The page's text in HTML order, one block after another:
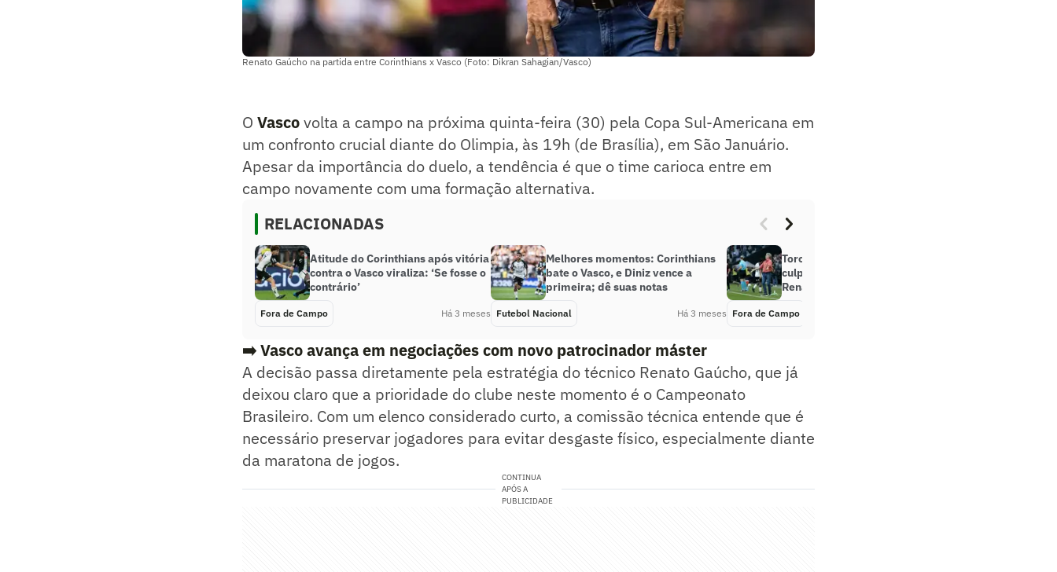
Renato Gaúcho na partida entre Corinthians x Vasco (Foto: Dikran Sahagian/Vasco)
O Vascovolta a campo na próxima quinta-feira (30) pela Copa Sul-Americana em
um confronto crucial diante do Olimpia, às 19h (de Brasília), em São Januário.
Apesar da importância do duelo, a tendência é que o time carioca entre em
campo novamente com uma formação alternativa.
RELACIONADAS
Atitude do Corinthians após vitória
contra o Vasco viraliza: ‘Se fosse o
contrário’
Fora de Campo Há 3 meses
Melhores momentos: Corinthians
bate o Vasco, e Diniz vence a
primeira; dê suas notas
Futebol Nacional Há 3 meses
Torcedores do Vasco apontam
culpado e mandam recado a
Renato Gaúcho: ‘Devia’
Fora de Campo
➡️Vasco avança em negociações com novo patrocinador máster
A decisão passa diretamente pela estratégia do técnico Renato Gaúcho, que já
deixou claro que a prioridade do clube neste momento é o Campeonato
Brasileiro. Com um elenco considerado curto, a comissão técnica entende que é
necessário preservar jogadores para evitar desgaste físico, especialmente diante
da maratona de jogos.
CONTINUA
APÓS A
PUBLICIDADE